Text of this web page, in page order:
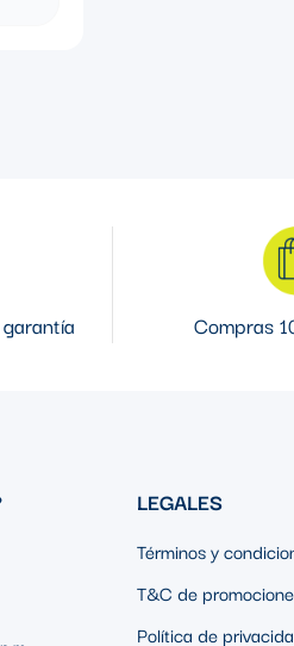
Compras
LEGALES
Términos y
T&C de
Política de